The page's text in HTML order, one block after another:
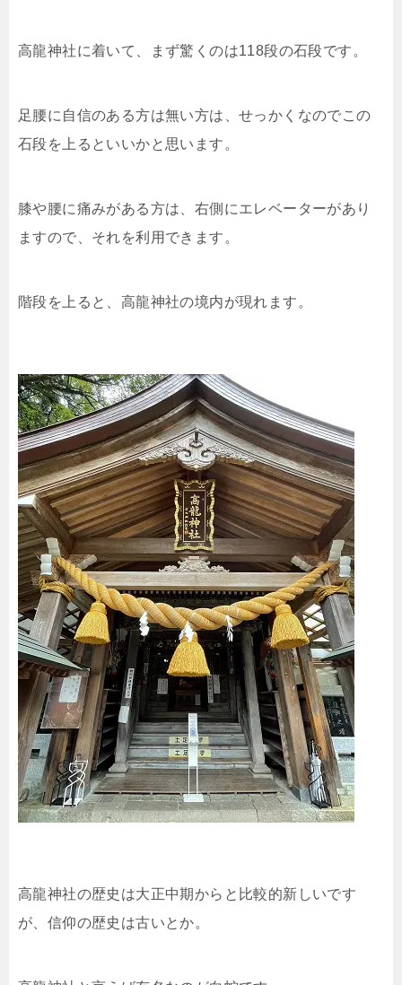
高龍神社に着いて、まず驚くのは118段の石段です。
足腰に自信のある方は無い方は、せっかくなのでこの
石段を上るといいかと思います。
膝や腰に痛みがある方は、右側にエレベーターがあり
ますので、それを利用できます。
階段を上ると、高龍神社の境内が現れます。
高龍神社の歴史は大正中期からと比較的新しいです
が、信仰の歴史は古いとか。